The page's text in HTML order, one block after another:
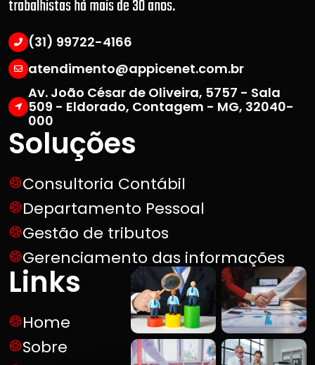
trabalhistas há mais de 30 anos.
(31) 99722-4166
atendimento@appicenet.com.br
Av. João César de Oliveira, 5757 - Sala
509 - Eldorado, Contagem - MG, 32040-
000
Soluções
Consultoria Contábil
Departamento Pessoal
Gestão de tributos
Gerenciamento das informações
Links
Home
Sobre